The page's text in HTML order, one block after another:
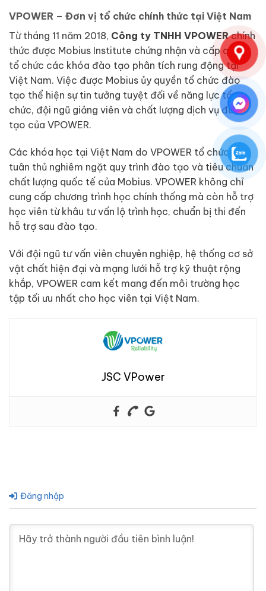
VPOWER – Đơn vị tổ chức chính thức tại Việt Nam
Từ tháng 11 năm 2018, Công ty TNHH VPOWERchính
thức được Mobius Institute chứng nhận và cấp quyền
tổ chức các khóa đào tạo phân tích rung động tại
Việt Nam. Việc được Mobius ủy quyền tổ chức đào
tạo thể hiện sự tin tưởng tuyệt đối về năng lực tổ
chức, đội ngũ giảng viên và chất lượng dịch vụ đào
tạo của VPOWER.
Các khóa học tại Việt Nam do VPOWER tổ chức luôn
tuân thủ nghiêm ngặt quy trình đào tạo và tiêu chuẩn
chất lượng quốc tế của Mobius. VPOWER không chỉ
cung cấp chương trình học chính thống mà còn hỗ trợ
học viên từ khâu tư vấn lộ trình học, chuẩn bị thi đến
hỗ trợ sau đào tạo.
Với đội ngũ tư vấn viên chuyên nghiệp, hệ thống cơ sở
vật chất hiện đại và mạng lưới hỗ trợ kỹ thuật rộng
khắp, VPOWER cam kết mang đến môi trường học
tập tối ưu nhất cho học viên tại Việt Nam.
JSC VPower
Đăng nhập